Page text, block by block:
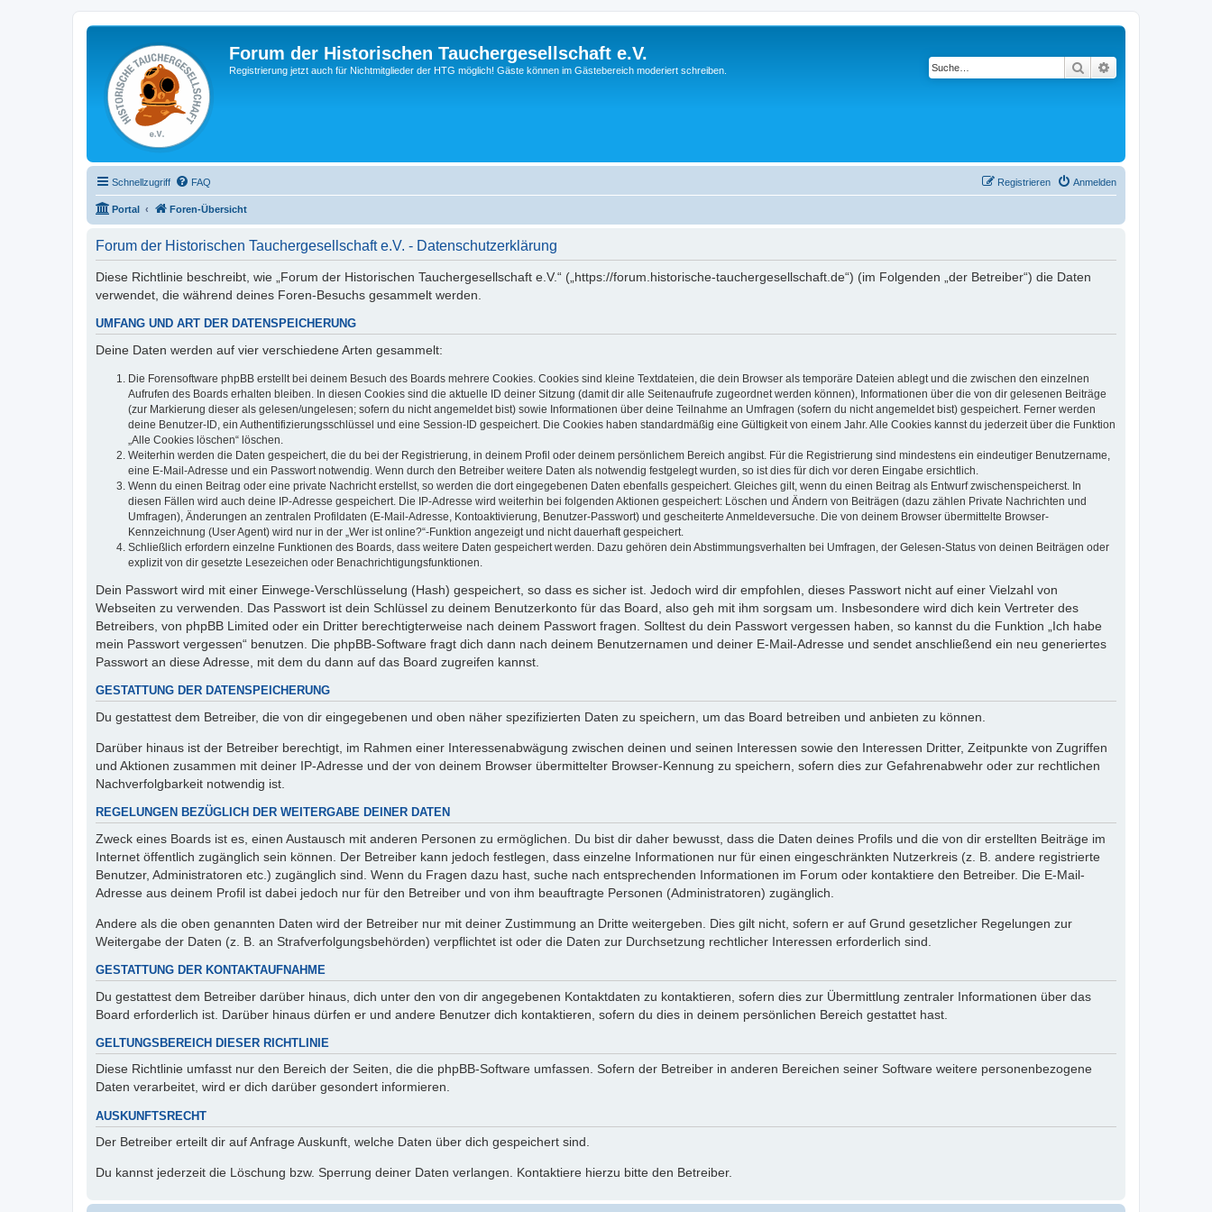
Forum der Historischen Tauchergesellschaft e.V.
Registrierung jetzt auch für Nichtmitglieder der HTG möglich! Gäste können im Gästebereich moderiert schreiben. Suche
Schnellzugriff FAQ Anmelden
Registrieren
Portal Foren-Übersicht
Forum der Historischen Tauchergesellschaft e.V. - Datenschutzerklärung
Diese Richtlinie beschreibt, wie „Forum der Historischen Tauchergesellschaft e.V.“ („https://forum.historische-tauchergesellschaft.de“) (im Folgenden „der Betreiber“) die Daten
verwendet, die während deines Foren-Besuchs gesammelt werden.
UMFANG UND ART DER DATENSPEICHERUNG
Deine Daten werden auf vier verschiedene Arten gesammelt:
Die Forensoftware phpBB erstellt bei deinem Besuch des Boards mehrere Cookies. Cookies sind kleine Textdateien, die dein Browser als temporäre Dateien ablegt und die zwischen den einzelnen
Aufrufen des Boards erhalten bleiben. In diesen Cookies sind die aktuelle ID deiner Sitzung (damit dir alle Seitenaufrufe zugeordnet werden können), Informationen über die von dir gelesenen Beiträge
(zur Markierung dieser als gelesen/ungelesen; sofern du nicht angemeldet bist) sowie Informationen über deine Teilnahme an Umfragen (sofern du nicht angemeldet bist) gespeichert. Ferner werden
deine Benutzer-ID, ein Authentifizierungsschlüssel und eine Session-ID gespeichert. Die Cookies haben standardmäßig eine Gültigkeit von einem Jahr. Alle Cookies kannst du jederzeit über die Funktion
„Alle Cookies löschen“ löschen.
Weiterhin werden die Daten gespeichert, die du bei der Registrierung, in deinem Profil oder deinem persönlichem Bereich angibst. Für die Registrierung sind mindestens ein eindeutiger Benutzername,
eine E-Mail-Adresse und ein Passwort notwendig. Wenn durch den Betreiber weitere Daten als notwendig festgelegt wurden, so ist dies für dich vor deren Eingabe ersichtlich.
Wenn du einen Beitrag oder eine private Nachricht erstellst, so werden die dort eingegebenen Daten ebenfalls gespeichert. Gleiches gilt, wenn du einen Beitrag als Entwurf zwischenspeicherst. In
diesen Fällen wird auch deine IP-Adresse gespeichert. Die IP-Adresse wird weiterhin bei folgenden Aktionen gespeichert: Löschen und Ändern von Beiträgen (dazu zählen Private Nachrichten und
Umfragen), Änderungen an zentralen Profildaten (E-Mail-Adresse, Kontoaktivierung, Benutzer-Passwort) und gescheiterte Anmeldeversuche. Die von deinem Browser übermittelte Browser-
Kennzeichnung (User Agent) wird nur in der „Wer ist online?“-Funktion angezeigt und nicht dauerhaft gespeichert.
Schließlich erfordern einzelne Funktionen des Boards, dass weitere Daten gespeichert werden. Dazu gehören dein Abstimmungsverhalten bei Umfragen, der Gelesen-Status von deinen Beiträgen oder
explizit von dir gesetzte Lesezeichen oder Benachrichtigungsfunktionen.
Dein Passwort wird mit einer Einwege-Verschlüsselung (Hash) gespeichert, so dass es sicher ist. Jedoch wird dir empfohlen, dieses Passwort nicht auf einer Vielzahl von
Webseiten zu verwenden. Das Passwort ist dein Schlüssel zu deinem Benutzerkonto für das Board, also geh mit ihm sorgsam um. Insbesondere wird dich kein Vertreter des
Betreibers, von phpBB Limited oder ein Dritter berechtigterweise nach deinem Passwort fragen. Solltest du dein Passwort vergessen haben, so kannst du die Funktion „Ich habe
mein Passwort vergessen“ benutzen. Die phpBB-Software fragt dich dann nach deinem Benutzernamen und deiner E-Mail-Adresse und sendet anschließend ein neu generiertes
Passwort an diese Adresse, mit dem du dann auf das Board zugreifen kannst.
GESTATTUNG DER DATENSPEICHERUNG
Du gestattest dem Betreiber, die von dir eingegebenen und oben näher spezifizierten Daten zu speichern, um das Board betreiben und anbieten zu können.
Darüber hinaus ist der Betreiber berechtigt, im Rahmen einer Interessenabwägung zwischen deinen und seinen Interessen sowie den Interessen Dritter, Zeitpunkte von Zugriffen
und Aktionen zusammen mit deiner IP-Adresse und der von deinem Browser übermittelter Browser-Kennung zu speichern, sofern dies zur Gefahrenabwehr oder zur rechtlichen
Nachverfolgbarkeit notwendig ist.
REGELUNGEN BEZÜGLICH DER WEITERGABE DEINER DATEN
Zweck eines Boards ist es, einen Austausch mit anderen Personen zu ermöglichen. Du bist dir daher bewusst, dass die Daten deines Profils und die von dir erstellten Beiträge im
Internet öffentlich zugänglich sein können. Der Betreiber kann jedoch festlegen, dass einzelne Informationen nur für einen eingeschränkten Nutzerkreis (z. B. andere registrierte
Benutzer, Administratoren etc.) zugänglich sind. Wenn du Fragen dazu hast, suche nach entsprechenden Informationen im Forum oder kontaktiere den Betreiber. Die E-Mail-
Adresse aus deinem Profil ist dabei jedoch nur für den Betreiber und von ihm beauftragte Personen (Administratoren) zugänglich.
Andere als die oben genannten Daten wird der Betreiber nur mit deiner Zustimmung an Dritte weitergeben. Dies gilt nicht, sofern er auf Grund gesetzlicher Regelungen zur
Weitergabe der Daten (z. B. an Strafverfolgungsbehörden) verpflichtet ist oder die Daten zur Durchsetzung rechtlicher Interessen erforderlich sind.
GESTATTUNG DER KONTAKTAUFNAHME
Du gestattest dem Betreiber darüber hinaus, dich unter den von dir angegebenen Kontaktdaten zu kontaktieren, sofern dies zur Übermittlung zentraler Informationen über das
Board erforderlich ist. Darüber hinaus dürfen er und andere Benutzer dich kontaktieren, sofern du dies in deinem persönlichen Bereich gestattet hast.
GELTUNGSBEREICH DIESER RICHTLINIE
Diese Richtlinie umfasst nur den Bereich der Seiten, die die phpBB-Software umfassen. Sofern der Betreiber in anderen Bereichen seiner Software weitere personenbezogene
Daten verarbeitet, wird er dich darüber gesondert informieren.
AUSKUNFTSRECHT
Der Betreiber erteilt dir auf Anfrage Auskunft, welche Daten über dich gespeichert sind.
Du kannst jederzeit die Löschung bzw. Sperrung deiner Daten verlangen. Kontaktiere hierzu bitte den Betreiber.